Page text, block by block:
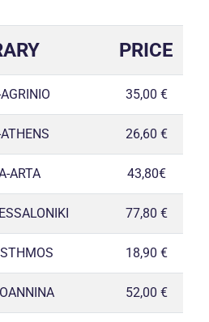
PRICE
35,00 €
26,60 €
ARTA 43,80€
77,80 €
18,90 €
52,00 €